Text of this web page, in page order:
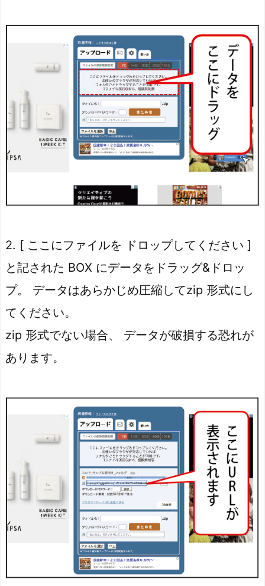
2. [ ここにファイルを ドロップしてください ]
と記された BOX にデータをドラッグ&ドロッ
プ。 データはあらかじめ圧縮してzip 形式にし
てください。
zip 形式でない場合、 データが破損する恐れが
あります。